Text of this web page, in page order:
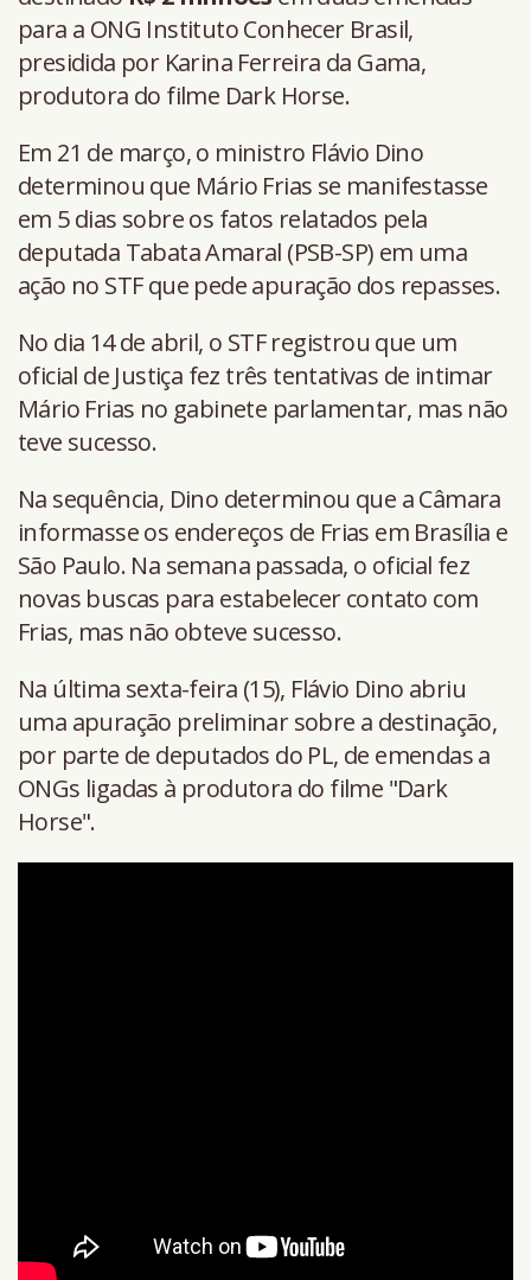
para a ONG Instituto Conhecer Brasil,
presidida por Karina Ferreira da Gama,
produtora do filme Dark Horse.
Em 21 de março, o ministro Flávio Dino
determinou que Mário Frias se manifestasse
em 5 dias sobre os fatos relatados pela
deputada Tabata Amaral (PSB-SP) em uma
ação no STF que pede apuração dos repasses.
No dia 14 de abril, o STF registrou que um
oficial de Justiça fez três tentativas de intimar
Mário Frias no gabinete parlamentar, mas não
teve sucesso.
Na sequência, Dino determinou que a Câmara
informasse os endereços de Frias em Brasília e
São Paulo. Na semana passada, o oficial fez
novas buscas para estabelecer contato com
Frias, mas não obteve sucesso.
Na última sexta-feira (15), Flávio Dino abriu
uma apuração preliminar sobre a destinação,
por parte de deputados do PL, de emendas a
ONGs ligadas à produtora do filme "Dark
Horse".